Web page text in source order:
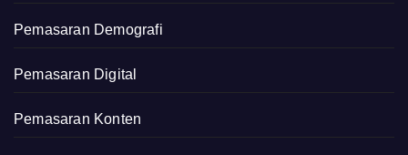
Pemasaran Demografi
Pemasaran Digital
Pemasaran Konten